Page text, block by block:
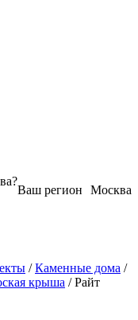
Москва
Ваш регион
?
/Каменные дома /
крыша /Райт